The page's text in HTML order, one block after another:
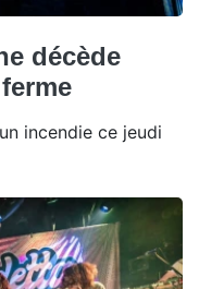
décède
incendie ce jeudi